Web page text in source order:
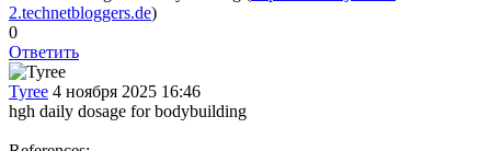
2.technetbloggers.de)
0
Ответить
Tyree 4 ноября 2025 16:46
hgh daily dosage for bodybuilding